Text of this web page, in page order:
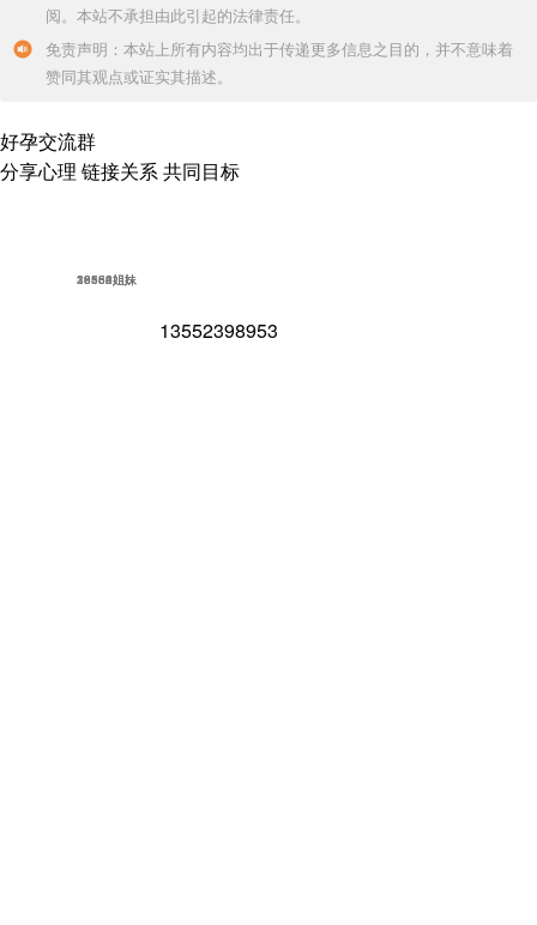
阅。本站不承担由此引起的法律责任。
免责声明：本站上所有内容均出于传递更多信息之目的，并不意味着
赞同其观点或证实其描述。
好孕交流群
分享心理 链接关系 共同目标
18562姐妹
16852姐妹
23586姐妹
39154姐妹
13552398953